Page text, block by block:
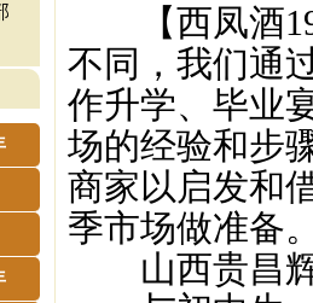
【西凤酒
不同，我们通
作升学、毕业
场的经验和步
商家以启发和
季市场做准备
山西贵昌辉